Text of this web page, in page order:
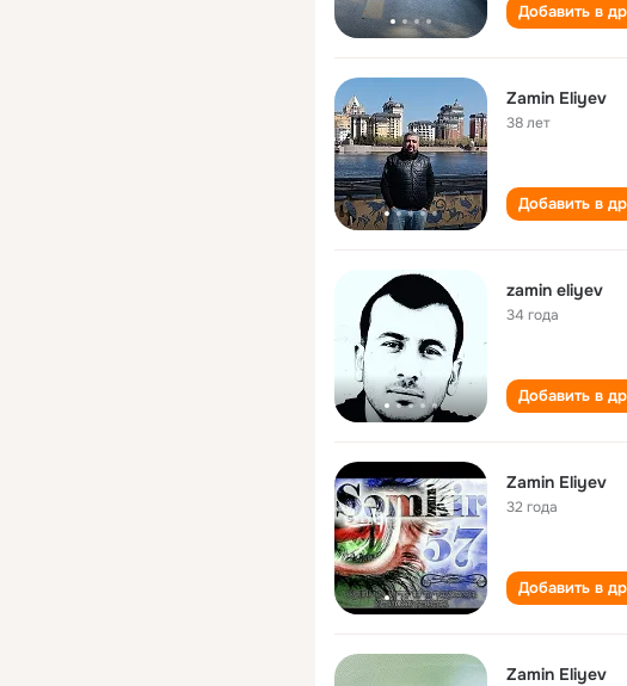
Добавить в
Zamin Eliyev
38 лет
Добавить в
zamin eliyev
34 года
Добавить в
Zamin Eliyev
32 года
Добавить в
Zamin Eliyev